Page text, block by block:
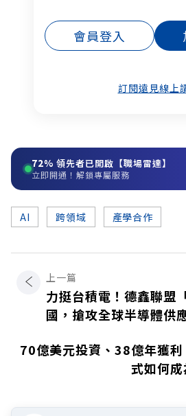
會員登入
訂閱遠見線上
72% 領先者已開啟【職場雷達】
立即開通！解鎖專屬服務
AI 跨領域 產學合作
上一篇
力挺台積電！德鑫聯盟
國，搶攻全球半導體供
70億美元投資、38億年獲
式如何